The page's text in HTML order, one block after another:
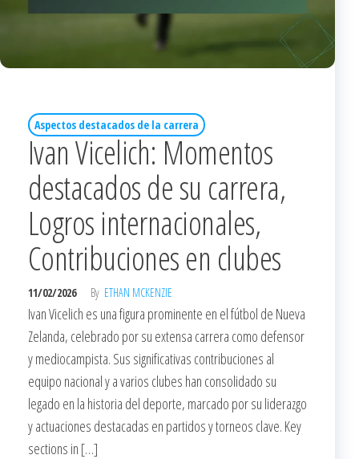
Aspectos destacados de la carrera
Ivan Vicelich: Momentos
destacados de su carrera,
Logros internacionales,
Contribuciones en clubes
11/02/2026 By ETHAN MCKENZIE
Ivan Vicelich es una figura prominente en el fútbol de Nueva
Zelanda, celebrado por su extensa carrera como defensor
y mediocampista. Sus significativas contribuciones al
equipo nacional y a varios clubes han consolidado su
legado en la historia del deporte, marcado por su liderazgo
y actuaciones destacadas en partidos y torneos clave. Key
sections in […]